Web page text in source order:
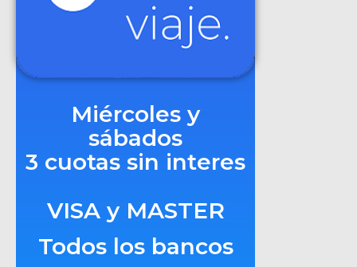
Miércoles y
sábados
3 cuotas sin interes
VISA y MASTER
Todos los bancos